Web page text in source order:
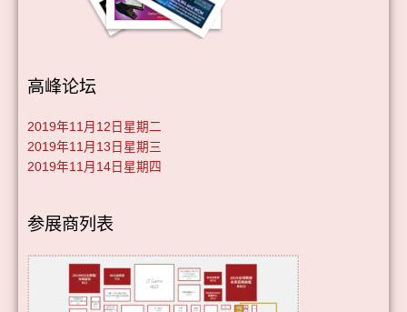
高峰论坛
2019年11月12日星期二
2019年11月13日星期三
2019年11月14日星期四
参展商列表